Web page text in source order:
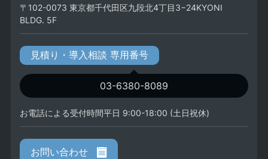
〒102-0073 東京都千代田区九段北4丁目3−24KYONI
BLDG. 5F
見積り・導入相談 専用番号
03-6380-8089
お電話による受付時間平日 9:00-18:00 (土日祝休)
お問い合わせ